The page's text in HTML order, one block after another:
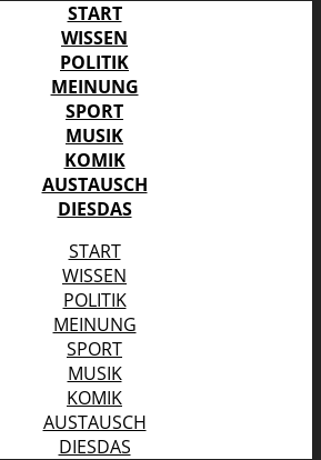
START
WISSEN
POLITIK
MEINUNG
SPORT
MUSIK
KOMIK
AUSTAUSCH
DIESDAS
START
WISSEN
POLITIK
MEINUNG
SPORT
MUSIK
KOMIK
AUSTAUSCH
DIESDAS